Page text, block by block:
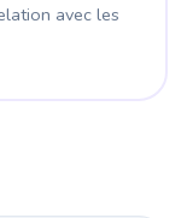
avec les